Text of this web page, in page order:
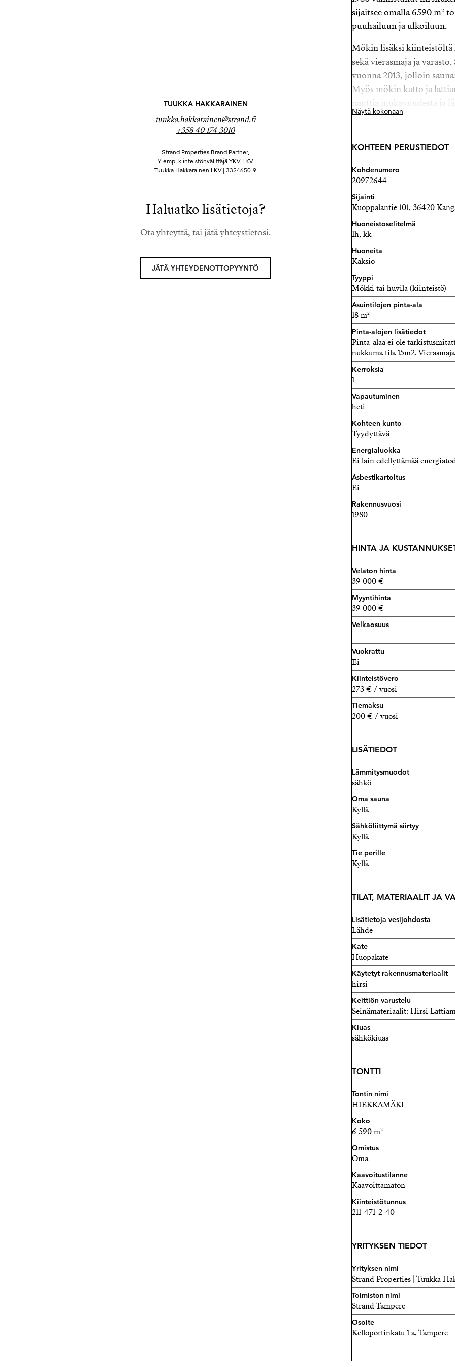
TUUKKA HAKKARAINEN
tuukka.hakkarainen@strand.fi
+358 40 174 3010
Strand Properties Brand Partner,
Ylempi kiinteistönvälittäjä YKV, LKV
Tuukka Hakkarainen LKV | 3324650-9
Haluatko lisätietoja?
Ota yhteyttä, tai jätä yhteystietosi.
JÄTÄ YHTEYDENOTTOPYYNTÖ
sijaitsee omalla 6590 m²
puuhailuun ja ulkoiluun.
Mökin lisäksi kiinteistöltä
sekä vierasmaja ja
vuonna 2013, jolloin
Myös mökin katto ja
nauttia mukavuudesta ja
jääkaapilla. Kangasalan
metsistä, jotka tarjoavat
Tartu tilaisuuteen
tämä mökki on täydellinen
luoda unohtumattomia
Tuukka Hakkarainen
Ylempi
Strand Properties Brand
040 174 3010 –
Näytä kokonaan
KOHTEEN PERUSTIEDOT
Kohdenumero
20972644
Sijainti
Kuoppalantie 101, 36420
Huoneistoselitelmä
1h, kk
Huoneita
Kaksio
Tyyppi
Mökki tai huvila (kiinteistö)
Asuintilojen pinta-ala
18 m²
Pinta-alojen lisätiedot
Pinta-alaa ei ole
nukkuma tila 15m2.
Kerroksia
1
Vapautuminen
heti
Kohteen kunto
Tyydyttävä
Energialuokka
Ei lain edellyttämää
Asbestikartoitus
Ei
Rakennusvuosi
1980
HINTA JA
Velaton hinta
39 000 €
Myyntihinta
39 000 €
Velkaosuus
-
Vuokrattu
Ei
Kiinteistövero
273 € / vuosi
Tiemaksu
200 € / vuosi
LISÄTIEDOT
Lämmitysmuodot
sähkö
Oma sauna
Kyllä
Sähköliittymä siirtyy
Kyllä
Tie perille
Kyllä
TILAT, MATERIAALIT JA
Lisätietoja vesijohdosta
Lähde
Kate
Huopakate
Käytetyt rakennusmateriaalit
hirsi
Keittiön varustelu
Seinämateriaalit: Hirsi
Kiuas
sähkökiuas
TONTTI
Tontin nimi
HIEKKAMÄKI
Koko
6 590 m²
Omistus
Oma
Kaavoitustilanne
Kaavoittamaton
Kiinteistötunnus
211-471-2-40
YRITYKSEN TIEDOT
Yrityksen nimi
Strand Properties | Tuukka
Toimiston nimi
Strand Tampere
Osoite
Kelloportinkatu 1 a, Tampere